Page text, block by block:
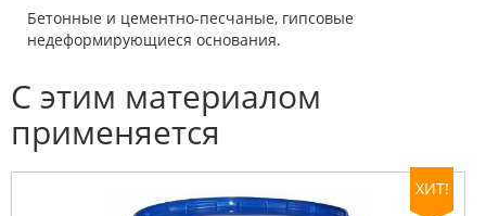
Бетонные и цементно-песчаные, гипсовые
недеформирующиеся основания.
С этим материалом
применяется
ХИТ!